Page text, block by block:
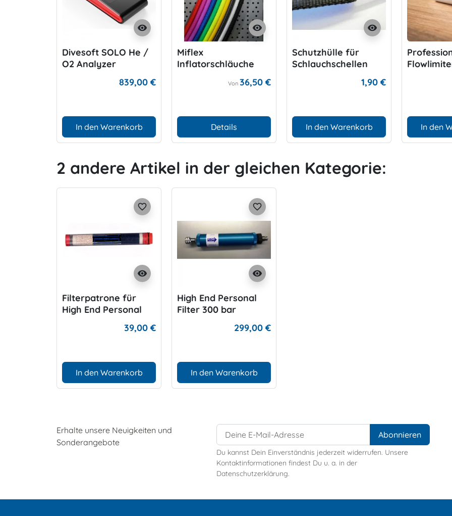
visibility
Divesoft SOLO He /
O2 Analyzer
839,00 €
In den Warenkorb
visibility
Miflex
Inflatorschläuche
Von 36,50 €
Details
visibility
Schutzhülle für
Schlauchschellen
1,90 €
In den Warenkorb In den
2 andere Artikel in der gleichen Kategorie:
visibility
favorite_border
Filterpatrone für
High End Personal
39,00 €
In den Warenkorb
visibility
favorite_border
High End Personal
Filter 300 bar
299,00 €
In den Warenkorb
Erhalte unsere Neuigkeiten und
Sonderangebote
Du kannst Dein Einverständnis jederzeit widerrufen. Unsere
Kontaktinformationen findest Du u. a. in der
Datenschutzerklärung.